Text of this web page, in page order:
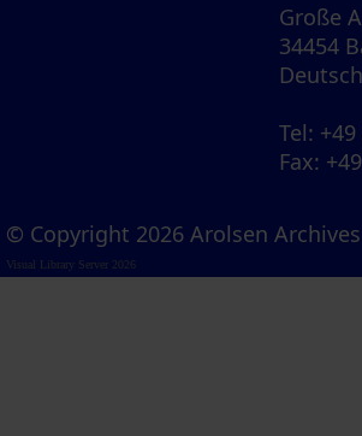
Große
34454
Tel:
Fax:
© Copyright 2026 Arolsen Archives
Visual Library Server 2026